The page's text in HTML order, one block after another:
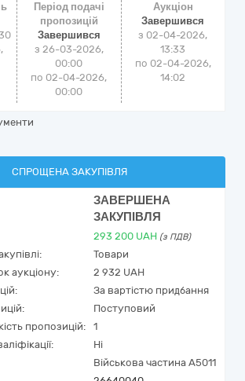
Період подачі
пропозицій
Завершився
з 26-03-2026,
00:00
по 02-04-2026,
00:00
Аукціон
Завершився
з 02-04-2026,
13:33
по 02-04-2026,
14:02
СПРОЩЕНА ЗАКУПІВЛЯ
ЗАВЕРШЕНА
ЗАКУПІВЛЯ
293 200 UAH (з ПДВ)
Товари
аукціону:
2 932 UAH
За вартістю придбання
Поступовий
пропозицій:
1
Ні
Військова частина А5011